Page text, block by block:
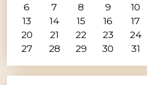
6
7 8 9 10
13
14 15 16 17
20
21 22 23 24
27
28 29 30 31